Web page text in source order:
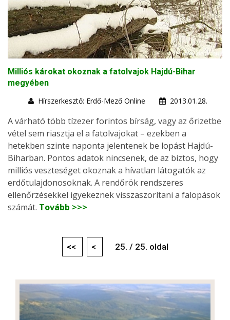
Milliós károkat okoznak a fatolvajok Hajdú-Bihar
megyében
Hírszerkesztő: Erdő-Mező Online
2013.01.28.
A várható több tízezer forintos bírság, vagy az őrizetbe
vétel sem riasztja el a fatolvajokat – ezekben a
hetekben szinte naponta jelentenek be lopást Hajdú-
Biharban. Pontos adatok nincsenek, de az biztos, hogy
milliós veszteséget okoznak a hívatlan látogatók az
erdőtulajdonosoknak. A rendőrök rendszeres
ellenőrzésekkel igyekeznek visszaszorítani a falopások
számát. Tovább >>>
<< < 25. / 25. oldal